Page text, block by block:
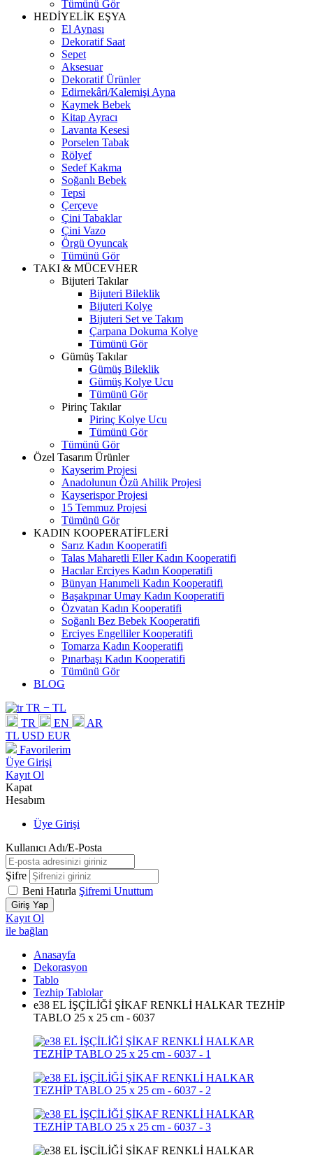
Tümünü Gör
HEDİYELİK EŞYA
El Aynası
Dekoratif Saat
Sepet
Aksesuar
Dekoratif Ürünler
Edirnekâri/Kalemişi Ayna
Kaymek Bebek
Kitap Ayracı
Lavanta Kesesi
Porselen Tabak
Rölyef
Sedef Kakma
Soğanlı Bebek
Tepsi
Çerçeve
Çini Tabaklar
Çini Vazo
Örgü Oyuncak
Tümünü Gör
TAKI & MÜCEVHER
Bijuteri Takılar
Bijuteri Bileklik
Bijuteri Kolye
Bijuteri Set ve Takım
Çarpana Dokuma Kolye
Tümünü Gör
Gümüş Takılar
Gümüş Bileklik
Gümüş Kolye Ucu
Tümünü Gör
Pirinç Takılar
Pirinç Kolye Ucu
Tümünü Gör
Tümünü Gör
Özel Tasarım Ürünler
Kayserim Projesi
Anadolunun Özü Ahilik Projesi
Kayserispor Projesi
15 Temmuz Projesi
Tümünü Gör
KADIN KOOPERATİFLERİ
Sarız Kadın Kooperatifi
Talas Maharetli Eller Kadın Kooperatifi
Hacılar Erciyes Kadın Kooperatifi
Bünyan Hanımeli Kadın Kooperatifi
Başakpınar Umay Kadın Kooperatifi
Özvatan Kadın Kooperatifi
Soğanlı Bez Bebek Kooperatifi
Erciyes Engelliler Kooperatifi
Tomarza Kadın Kooperatifi
Pınarbaşı Kadın Kooperatifi
Tümünü Gör
BLOG
TR − TL
TR
EN
AR
TL USD EUR
Favorilerim
Üye Girişi
Kayıt Ol
Kapat
Hesabım
Üye Girişi
Kullanıcı Adı/E-Posta
Şifre
Beni Hatırla Şifremi Unuttum
Giriş Yap
Kayıt Ol
ile bağlan
Anasayfa
Dekorasyon
Tablo
Tezhip Tablolar
e38 EL İŞÇİLİĞİ ŞİKAF RENKLİ HALKAR TEZHİP
TABLO 25 x 25 cm - 6037